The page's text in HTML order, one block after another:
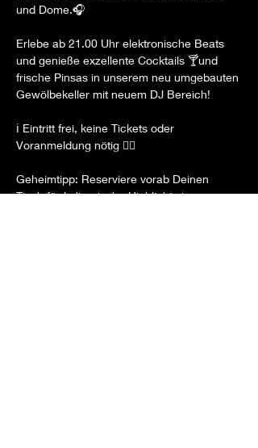
und Dome.🎧
Erlebe ab 21.00 Uhr elektronische Beats
und genieße exzellente Cocktails 🍸und
frische Pinsas in unserem neu umgebauten
Gewölbekeller mit neuem DJ Bereich!
ℹ️ Eintritt frei, keine Tickets oder
Voranmeldung nötig 👌🏻
Geheimtipp: Reserviere vorab Deinen
Tisch für kulinarische Highlights im